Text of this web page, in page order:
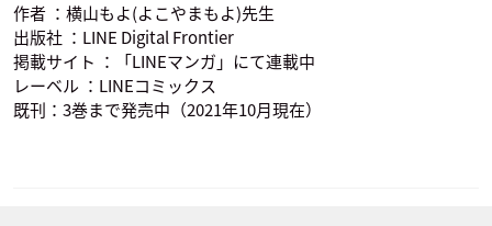
作者 ：横山もよ(よこやまもよ)先生
出版社 ：LINE Digital Frontier
掲載サイト ：「LINEマンガ」にて連載中
レーベル ：LINEコミックス
既刊：3巻まで発売中（2021年10月現在）